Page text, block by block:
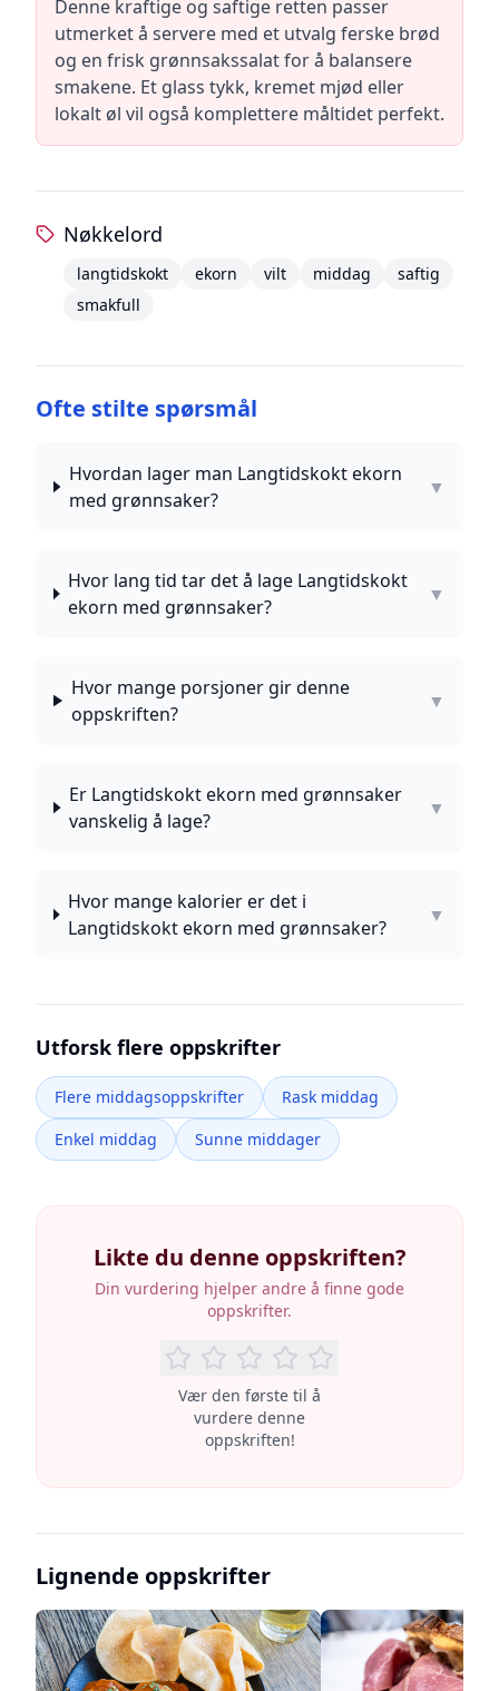
Denne kraftige og saftige retten passer
utmerket å servere med et utvalg ferske brød
og en frisk grønnsakssalat for å balansere
smakene. Et glass tykk, kremet mjød eller
lokalt øl vil også komplettere måltidet perfekt.
Nøkkelord
langtidskokt ekorn vilt middag
saftig
smakfull
Ofte stilte spørsmål
Hvordan lager man Langtidskokt ekorn
med grønnsaker?
▼
Hvor lang tid tar det å lage Langtidskokt
ekorn med grønnsaker?
▼
Hvor mange porsjoner gir denne
oppskriften?
▼
Er Langtidskokt ekorn med grønnsaker
vanskelig å lage?
▼
Hvor mange kalorier er det i
Langtidskokt ekorn med grønnsaker?
▼
Utforsk flere oppskrifter
Flere middagsoppskrifter
Rask middag
Enkel middag
Sunne middager
Likte du denne oppskriften?
Din vurdering hjelper andre å finne gode
oppskrifter.
Vær den første til å
vurdere denne
oppskriften!
Lignende oppskrifter